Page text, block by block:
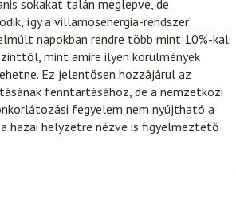
sokakat talán meglepve, de
így a villamosenergia-rendszer
napokban rendre több mint 10%-kal
mint amire ilyen körülmények
Ez jelentősen hozzájárul az
fenntartásához, de a nemzetközi
fegyelem nem nyújtható a
hazai helyzetre nézve is figyelmeztető